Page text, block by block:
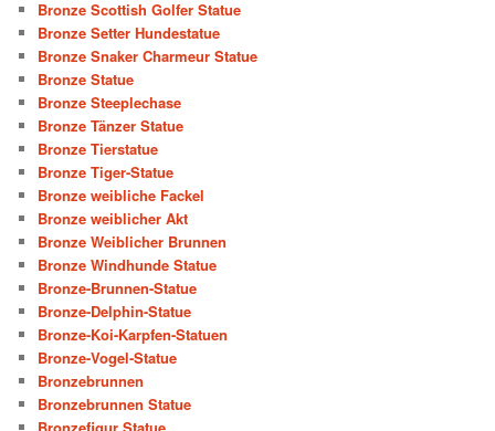
Bronze Scottish Golfer Statue
Bronze Setter Hundestatue
Bronze Snaker Charmeur Statue
Bronze Statue
Bronze Steeplechase
Bronze Tänzer Statue
Bronze Tierstatue
Bronze Tiger-Statue
Bronze weibliche Fackel
Bronze weiblicher Akt
Bronze Weiblicher Brunnen
Bronze Windhunde Statue
Bronze-Brunnen-Statue
Bronze-Delphin-Statue
Bronze-Koi-Karpfen-Statuen
Bronze-Vogel-Statue
Bronzebrunnen
Bronzebrunnen Statue